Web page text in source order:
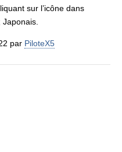
sur l’icône dans
par PiloteX5